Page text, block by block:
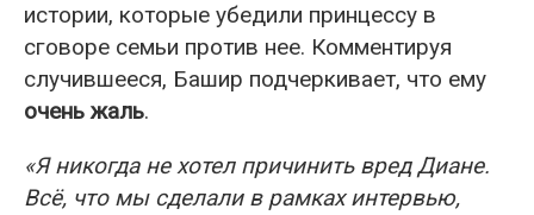
истории, которые убедили принцессу в
сговоре семьи против нее. Комментируя
случившееся, Башир подчеркивает, что ему
очень жаль.
«Я никогда не хотел причинить вред Диане.
Всё, что мы сделали в рамках интервью,